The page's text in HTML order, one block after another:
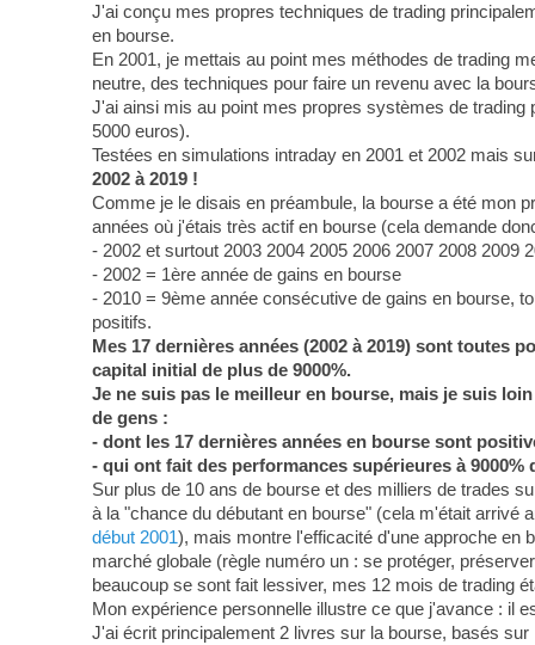
J'ai conçu mes propres techniques de trading
en bourse.
En 2001, je mettais au point mes méthodes de trading
neutre, des techniques pour faire un revenu avec la
J'ai ainsi mis au point mes propres systèmes de
5000 euros).
Testées en simulations intraday en 2001 et 2002 mais
2002 à 2019 !
Comme je le disais en préambule, la bourse a été mon
années où j'étais très actif en bourse (cela demande
- 2002 et surtout 2003 2004 2005 2006 2007 2008 2009
- 2002 = 1ère année de gains en bourse
- 2010 = 9ème année consécutive de gains en bourse,
positifs.
Mes 17 dernières années (2002 à 2019) sont toutes
capital initial de plus de 9000%.
Je ne suis pas le meilleur en bourse, mais je suis
de gens :
- dont les 17 dernières années en bourse sont
- qui ont fait des performances supérieures à
Sur plus de 10 ans de bourse et des milliers de trades
à la "chance du débutant en bourse" (cela m'était arrivé
début 2001), mais montre l'efficacité d'une approche en
marché globale (règle numéro un : se protéger,
beaucoup se sont fait lessiver, mes 12 mois de trading
Mon expérience personnelle illustre ce que j'avance : il
J'ai écrit principalement 2 livres sur la bourse, basés